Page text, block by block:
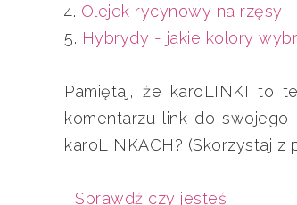
4. Olejek rycynowy na rzęsy
5. Hybrydy - jakie kolory
Pamiętaj, że karoLINKI to
komentarzu link do
karoLINKACH? (Skorzystaj z
Sprawdź czy jesteś